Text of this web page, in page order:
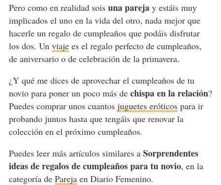
Pero como en realidad sois una parejay estáis muy
implicados el uno en la vida del otro, nada mejor que
hacerle un regalo de cumpleaños que podáis disfrutar
los dos. Un viajees el regalo perfecto de cumpleaños,
de aniversario o de celebración de la primavera.
¿Y qué me dices de aprovechar el cumpleaños de tu
novio para poner un poco más de chispa en la relación?
Puedes comprar unos cuantos juguetes eróticospara ir
probando juntos hasta que tengáis que renovar la
colección en el próximo cumpleaños.
Puedes leer más artículos similares a Sorprendentes
ideas de regalos de cumpleaños para tu novio, en la
categoría de Parejaen Diario Femenino.